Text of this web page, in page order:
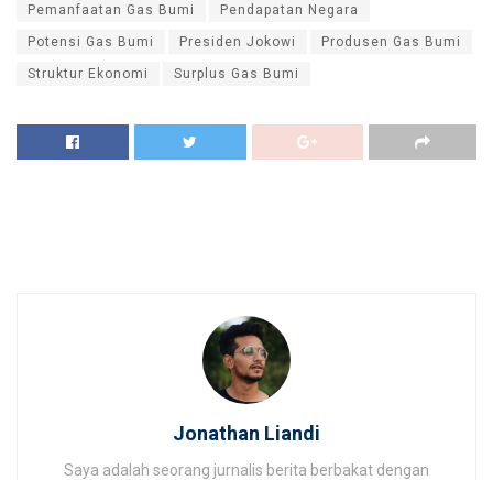
Pemanfaatan Gas Bumi Pendapatan Negara
Potensi Gas Bumi Presiden Jokowi Produsen Gas Bumi
Struktur Ekonomi Surplus Gas Bumi
Jonathan Liandi
Saya adalah seorang jurnalis berita berbakat dengan